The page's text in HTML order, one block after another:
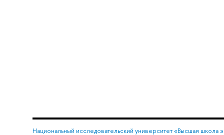
Национальный исследовательский университет «Высшая школа